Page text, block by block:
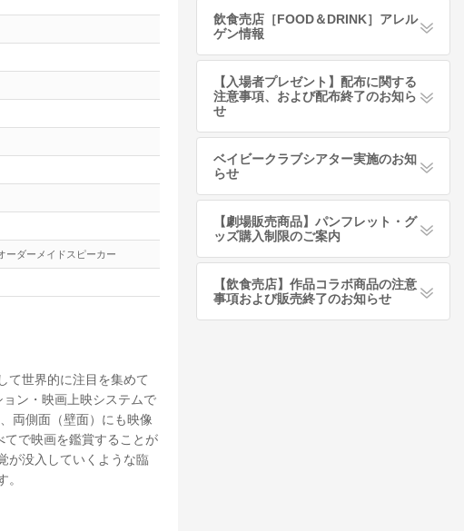
ーダーメイドスピーカー
て世界的に注目を集めて
ン・映画上映システムで
両側面（壁面）にも映像
で映画を鑑賞することが
が没入していくような臨
飲食売店［FOOD＆DRINK］アレル
ゲン情報
【入場者プレゼント】配布に関する
注意事項、および配布終了のお知ら
せ
ベイビークラブシアター実施のお知
らせ
【劇場販売商品】パンフレット・グ
ッズ購入制限のご案内
【飲食売店】作品コラボ商品の注意
事項および販売終了のお知らせ